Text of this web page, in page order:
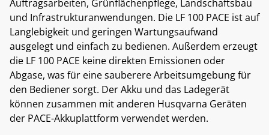
Auftragsarbeiten, Grünflächenpflege, Landschaftsbau
und Infrastrukturanwendungen. Die LF 100 PACE ist auf
Langlebigkeit und geringen Wartungsaufwand
ausgelegt und einfach zu bedienen. Außerdem erzeugt
die LF 100 PACE keine direkten Emissionen oder
Abgase, was für eine sauberere Arbeitsumgebung für
den Bediener sorgt. Der Akku und das Ladegerät
können zusammen mit anderen Husqvarna Geräten
der PACE-Akkuplattform verwendet werden.